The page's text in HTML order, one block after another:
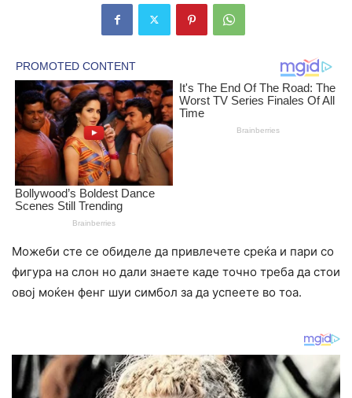
Можеби сте се обиделе да привлечете среќа и пари со
фигура на слон но дали знаете каде точно треба да стои
овој моќен фенг шуи симбол за да успеете во тоа.